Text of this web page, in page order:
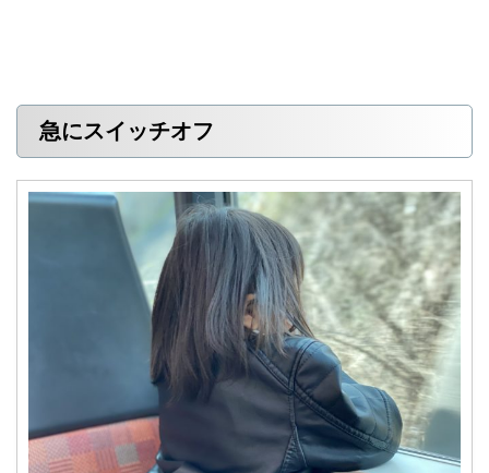
急にスイッチオフ